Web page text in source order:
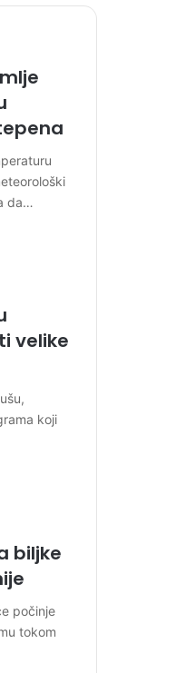
da…
velike
koji
biljke
počinje
tokom